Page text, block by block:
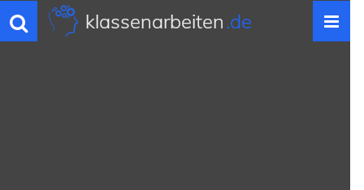
Toggle
navigation
klassenarbeiten.de